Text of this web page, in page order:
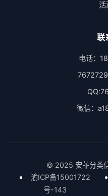
活
联
电话：
微信：
© 2025 安菲分类
渝ICP备15001722
号-143